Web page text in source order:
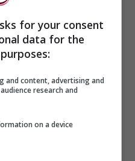
infuriare gli autori
sullo
for your consent
data for the
and content, advertising and
research and
on a device